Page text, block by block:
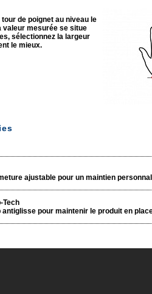
de poignet au niveau le
valeur mesurée se situe
sélectionnez la largeur
le mieux.
ajustable pour un maintien
Tech
antiglisse pour maintenir le produit en